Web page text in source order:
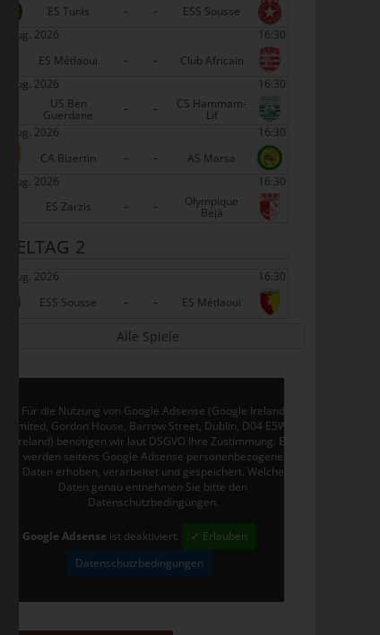
ES Tunis
- -
ESS Sousse
22 Aug. 2026
16:30
ES Métlaoui
- -
Club Africain
22 Aug. 2026
16:30
US Ben
Guerdane - - CS Hammam-
Lif
22 Aug. 2026
16:30
CA Bizertin
- -
AS Marsa
22 Aug. 2026
16:30
ES Zarzis
- - Olympique
Béjà
SPIELTAG 2
29 Aug. 2026
16:30
ESS Sousse
- - ES Métlaoui
Alle Spiele
Für die Nutzung von Google Adsense (Google Ireland
Limited, Gordon House, Barrow Street, Dublin, D04 E5W5,
Ireland) benötigen wir laut DSGVO Ihre Zustimmung. Es
werden seitens Google Adsense personenbezogene
Daten erhoben, verarbeitet und gespeichert. Welche
Daten genau entnehmen Sie bitte den
Datenschutzbedingungen.
Google Adsense ist deaktiviert.
✓ Erlauben
Datenschutzbedingungen